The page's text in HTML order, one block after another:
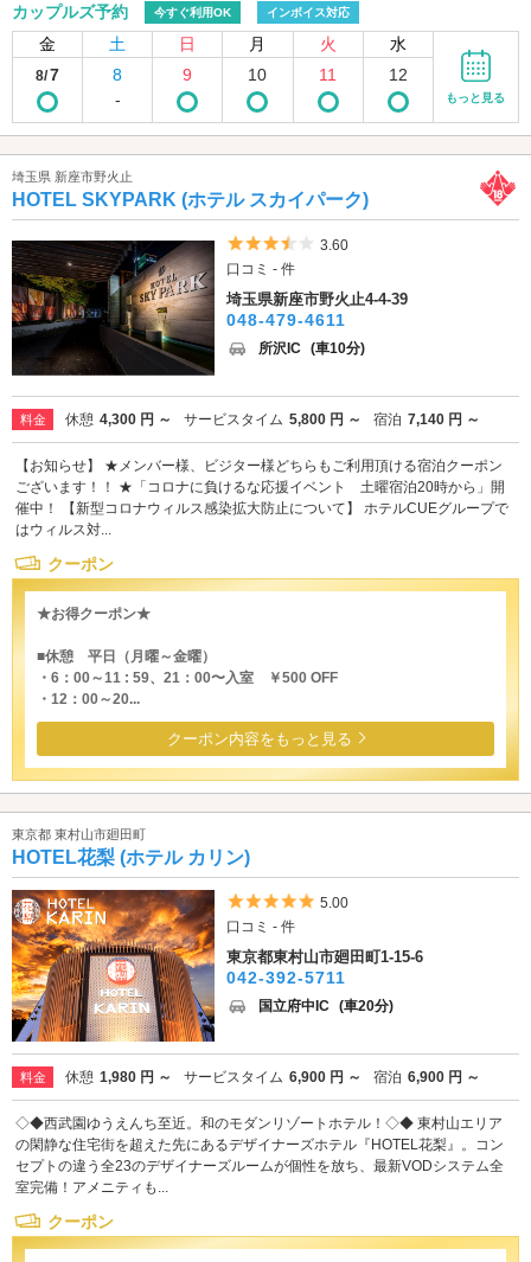
カップルズ予約 今すぐ利用OK インボイス対応
金 土 日 月 火 水
8/7
8
-
9 10 11 12
もっと見る
埼玉県 新座市野火止
HOTEL SKYPARK (ホテル スカイパーク)
5つ星のうち3.5
3.60
口コミ - 件
埼玉県新座市野火止4-4-39
048-479-4611
所沢IC (車10分)
料金 休憩 4,300 円 ～ サービスタイム 5,800 円 ～ 宿泊 7,140 円 ～
【お知らせ】 ★メンバー様、ビジター様どちらもご利用頂ける宿泊クーポン
ございます！！ ★「コロナに負けるな応援イベント 土曜宿泊20時から」開
催中！ 【新型コロナウィルス感染拡大防止について】 ホテルCUEグループで
はウィルス対...
クーポン
★お得クーポン★
■休憩 平日（月曜～金曜）
・6：00～11 : 59、21：00〜入室 ￥500 OFF
・12：00～20...
クーポン内容をもっと見る
東京都 東村山市廻田町
HOTEL花梨 (ホテル カリン)
5つ星のうち5
5.00
口コミ - 件
東京都東村山市廻田町1-15-6
042-392-5711
国立府中IC (車20分)
料金 休憩 1,980 円 ～ サービスタイム 6,900 円 ～ 宿泊 6,900 円 ～
◇◆西武園ゆうえんち至近。和のモダンリゾートホテル！◇◆ 東村山エリア
の閑静な住宅街を超えた先にあるデザイナーズホテル『HOTEL花梨』。コン
セプトの違う全23のデザイナーズルームが個性を放ち、最新VODシステム全
室完備！アメニティも...
クーポン